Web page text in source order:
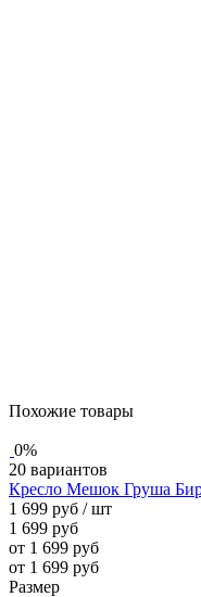
Похожие товары
0%
20 вариантов
Кресло Мешок Груша
1 699 руб / шт
1 699 руб
от 1 699 руб
от 1 699 руб
Размер